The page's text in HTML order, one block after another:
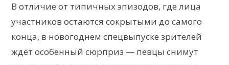
В отличие от типичных эпизодов, где лица
участников остаются сокрытыми до самого
конца, в новогоднем спецвыпуске зрителей
ждёт особенный сюрприз — певцы снимут